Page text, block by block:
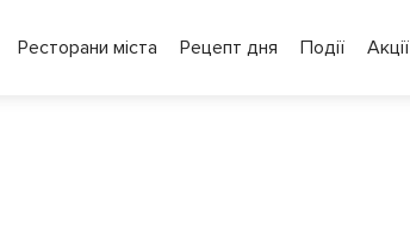
Ресторани міста Рецепт дня Події Акції